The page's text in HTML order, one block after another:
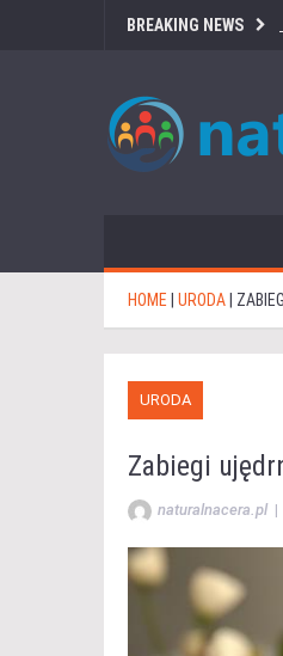
BREAKING NEWS
HOME URODA
URODA
Zabiegi
naturalnacera.pl |